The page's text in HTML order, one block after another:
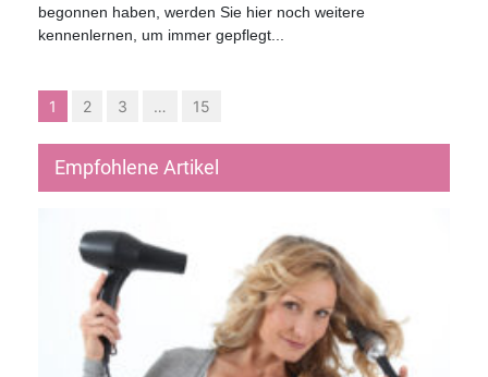
begonnen haben, werden Sie hier noch weitere
kennenlernen, um immer gepflegt...
1 2 3 … 15
Empfohlene Artikel